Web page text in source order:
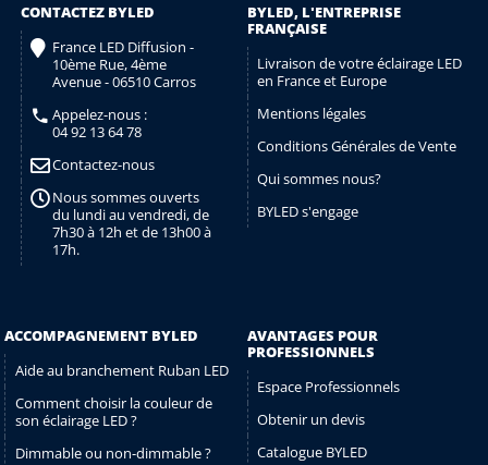
CONTACTEZ BYLED
France LED Diffusion -
10ème Rue, 4ème
Avenue - 06510 Carros
Appelez-nous :
04 92 13 64 78
Contactez-nous
Nous sommes ouverts
du lundi au vendredi, de
7h30 à 12h et de 13h00 à
17h.
BYLED, L'ENTREPRISE
FRANÇAISE
Livraison de votre éclairage LED
en France et Europe
Mentions légales
Conditions Générales de Vente
Qui sommes nous?
BYLED s'engage
ACCOMPAGNEMENT BYLED
Aide au branchement Ruban LED
Comment choisir la couleur de
son éclairage LED ?
Dimmable ou non-dimmable ?
AVANTAGES POUR
PROFESSIONNELS
Espace Professionnels
Obtenir un devis
Catalogue BYLED